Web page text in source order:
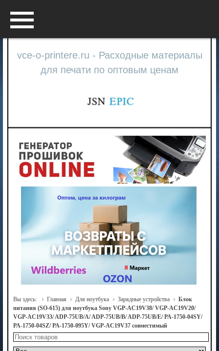
vce-o-printere.ru - Расходные материалы
для печати по оптовым ценам
Вы здесь: Главная Для ноутбука Зарядные устройства
Блок
питания (SO-615) для ноутбука Sony VGP-AC19V38/ VGP-AC19V20/
VGP-AC19V33/ ADP-75UB/A/ ADP-75UB/B/ ADP-75UB/E/ PA-1750-04SY/
PA-1750-04SZ/ PA-1750-095Y/ VGP-AC19V37 совместимый